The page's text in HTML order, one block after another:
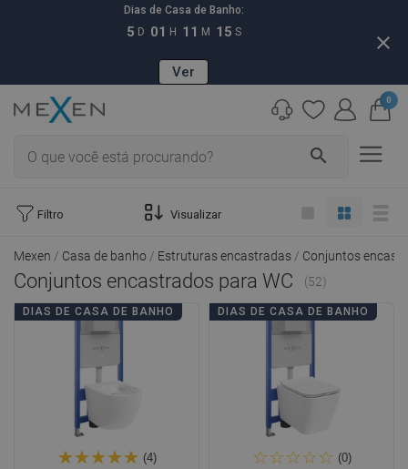
Dias de Casa de Banho:
5 D 01 H 11 M 14 S
Ver
close
search
0
Filtro Visualizar
Mexen Casa de banho Estruturas encastradas Conjuntos
Conjuntos encastrados para WC (52)
DIAS DE CASA DE BANHO
(4)
DIAS DE CASA DE BANHO
(0)